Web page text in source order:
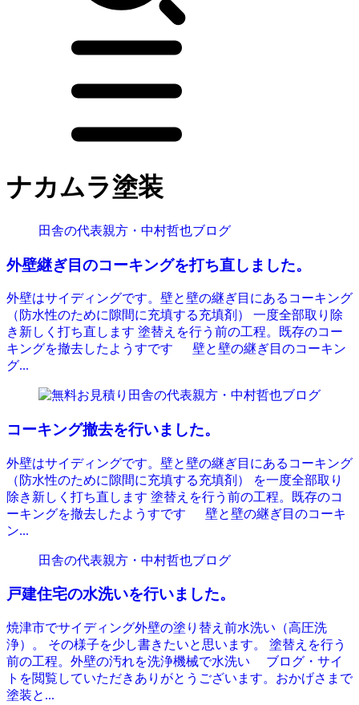
ナカムラ塗装
田舎の代表親方・中村哲也ブログ
外壁継ぎ目のコーキングを打ち直しました。
外壁はサイディングです。壁と壁の継ぎ目にあるコーキング
（防水性のために隙間に充填する充填剤） 一度全部取り除
き新しく打ち直します 塗替えを行う前の工程。既存のコー
キングを撤去したようすです 壁と壁の継ぎ目のコーキン
グ...
田舎の代表親方・中村哲也ブログ
コーキング撤去を行いました。
外壁はサイディングです。壁と壁の継ぎ目にあるコーキング
（防水性のために隙間に充填する充填剤） を一度全部取り
除き新しく打ち直します 塗替えを行う前の工程。既存のコ
ーキングを撤去したようすです 壁と壁の継ぎ目のコーキ
ン...
田舎の代表親方・中村哲也ブログ
戸建住宅の水洗いを行いました。
焼津市でサイディング外壁の塗り替え前水洗い（高圧洗
浄）。 その様子を少し書きたいと思います。 塗替えを行う
前の工程。外壁の汚れを洗浄機械で水洗い ブログ・サイ
トを閲覧していただきありがとうございます。おかげさまで
塗装と...